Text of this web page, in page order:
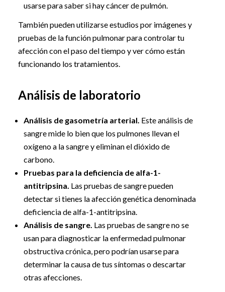
usarse para saber si hay cáncer de pulmón.
También pueden utilizarse estudios por imágenes y
pruebas de la función pulmonar para controlar tu
afección con el paso del tiempo y ver cómo están
funcionando los tratamientos.
Análisis de laboratorio
Análisis de gasometría arterial. Este análisis de
sangre mide lo bien que los pulmones llevan el
oxígeno a la sangre y eliminan el dióxido de
carbono.
Pruebas para la deficiencia de alfa-1-
antitripsina. Las pruebas de sangre pueden
detectar si tienes la afección genética denominada
deficiencia de alfa-1-antitripsina.
Análisis de sangre. Las pruebas de sangre no se
usan para diagnosticar la enfermedad pulmonar
obstructiva crónica, pero podrían usarse para
determinar la causa de tus síntomas o descartar
otras afecciones.